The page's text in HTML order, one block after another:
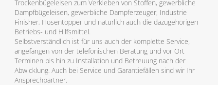
Trockenbügeleisen zum Verkleben von Stoffen, gewerbliche
Dampfbügeleisen, gewerbliche Dampferzeuger, Industrie
Finisher, Hosentopper und natürlich auch die dazugehörigen
Betriebs- und Hilfsmittel.
Selbstverständlich ist für uns auch der komplette Service,
angefangen von der telefonischen Beratung und vor Ort
Terminen bis hin zu Installation und Betreuung nach der
Abwicklung. Auch bei Service und Garantiefällen sind wir Ihr
Ansprechpartner.